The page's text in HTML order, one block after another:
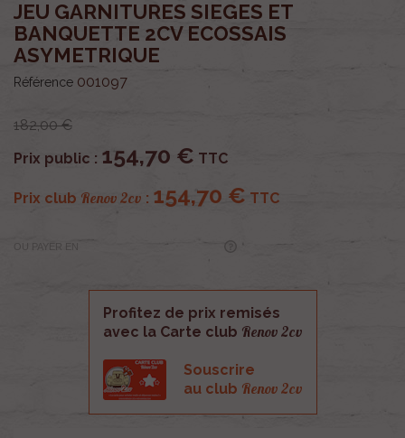
JEU GARNITURES SIEGES ET
BANQUETTE 2CV ECOSSAIS
ASYMETRIQUE
Référence 001097
182,00 €
Prix public : 154,70 € TTC
Prix club Renov 2cv : 154,70 € TTC
Profitez de prix remisés
avec la Carte club Renov 2cv
Souscrire
au club Renov 2cv